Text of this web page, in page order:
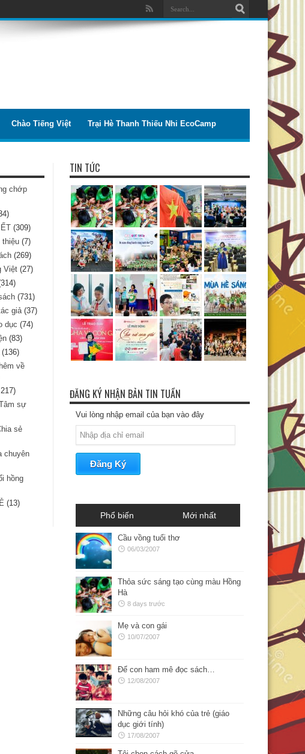
Chào Tiếng Việt Trại Hè Thanh Thiếu Nhi EcoCamp
chớp
(309)
thiệu (7)
(269)
Việt (27)
(731)
giả(37)
dục (74)
(83)
(136)
về
sự
sẻ
chuyên
hồng
(13)
TIN TỨC
ĐĂNG KÝ NHẬN BẢN TIN TUẦN
Vui lòng nhập email của bạn vào đây
Phổ biến Mới nhất
Cầu vồng tuổi thơ
06/03/2007
Thỏa sức sáng tạo cùng màu Hồng
Hà
8 days trước
Mẹ và con gái
10/07/2007
Để con ham mê đọc sách…
12/08/2007
Những câu hỏi khó của trẻ (giáo
dục giới tính)
17/08/2007